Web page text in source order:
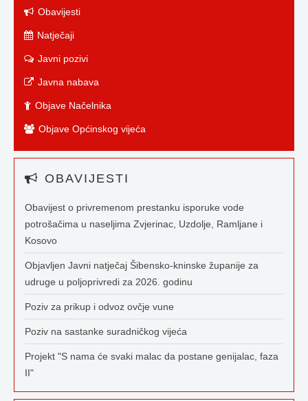
Obavijesti
Natječaji
Javni pozivi
Javna nabava
Objave Načelnika
Objave Općinskog vijeća
OBAVIJESTI
Obavijest o privremenom prestanku isporuke vode
potrošačima u naseljima Zvjerinac, Uzdolje, Ramljane i
Kosovo
Objavljen Javni natječaj Šibensko-kninske županije za
udruge u poljoprivredi za 2026. godinu
Poziv za prikup i odvoz ovčje vune
Poziv na sastanke suradničkog vijeća
Projekt "S nama će svaki malac da postane genijalac, faza
II"